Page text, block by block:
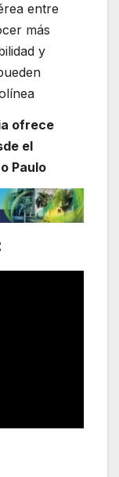
entre
más
y
ofrece
el
Paulo